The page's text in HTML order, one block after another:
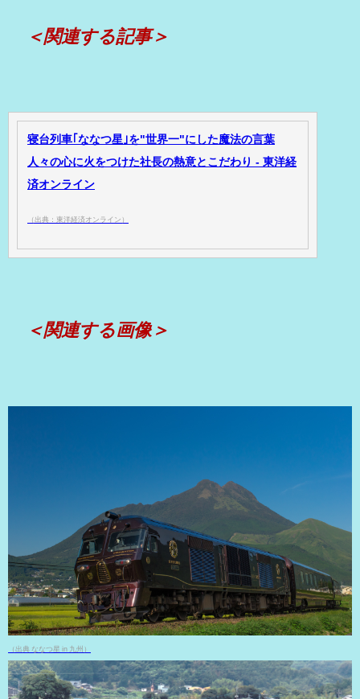
＜関連する記事＞
寝台列車｢ななつ星｣を"世界一"にした魔法の言葉
人々の心に火をつけた社長の熱意とこだわり - 東洋経
済オンライン
（出典：東洋経済オンライン）
＜関連する画像＞
（出典 ななつ星 in 九州）